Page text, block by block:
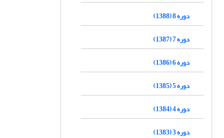
دوره 8 (1388)
دوره 7 (1387)
دوره 6 (1386)
دوره 5 (1385)
دوره 4 (1384)
دوره 3 (1383)